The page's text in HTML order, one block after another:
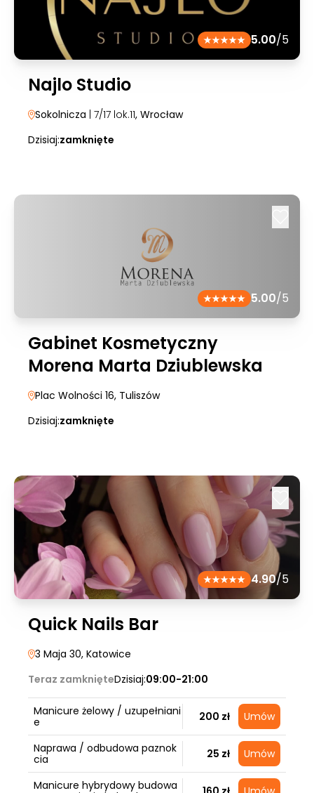
5.00/5
Najlo Studio
Sokolnicza | 7/17 lok.11, Wrocław
Dzisiaj:zamknięte
5.00/5
Gabinet Kosmetyczny
Morena Marta Dziublewska
Plac Wolności 16, Tuliszów
Dzisiaj:zamknięte
4.90/5
Quick Nails Bar
3 Maja 30, Katowice
Teraz zamknięteDzisiaj:09:00-21:00
Manicure żelowy / uzupełniani
e
200 zł Umów
Naprawa / odbudowa paznok
cia
25 zł Umów
Manicure hybrydowy budowa